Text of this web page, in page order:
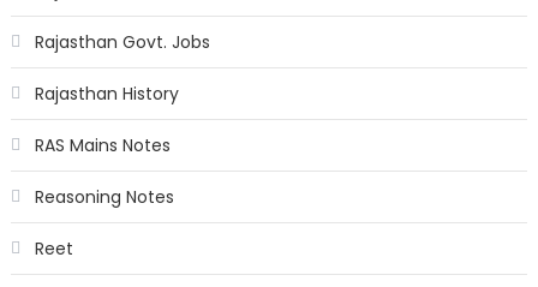
Rajasthan Govt. Jobs
Rajasthan History
RAS Mains Notes
Reasoning Notes
Reet